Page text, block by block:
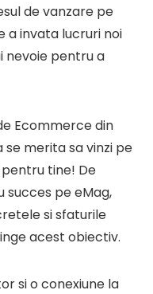
de vanzare pe
a invata lucruri noi
nevoie pentru a
Ecommerce din
se merita sa vinzi pe
tine! De
succes pe eMag,
si sfaturile
acest obiectiv.
si o conexiune la